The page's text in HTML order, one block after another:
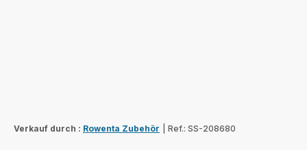
Verkauf durch : Rowenta Zubehör Ref.: SS-208680